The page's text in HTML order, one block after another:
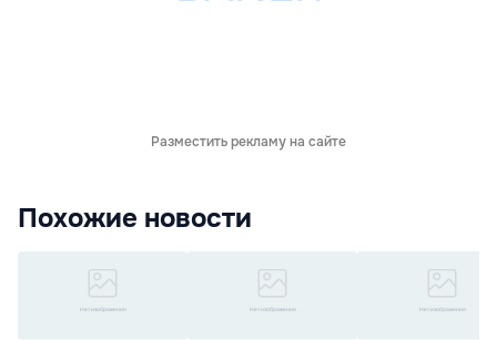
Разместить рекламу на сайте
Похожие новости